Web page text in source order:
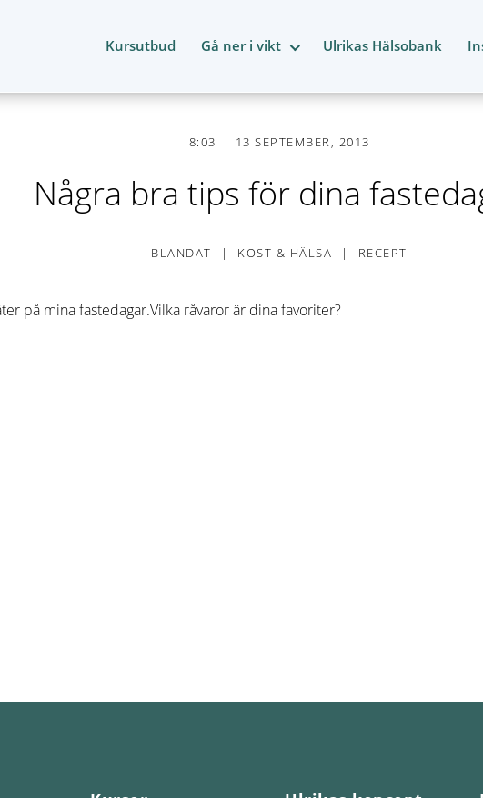
Kursutbud Gå ner i vikt Ulrikas Hälsobank
8:03 13 SEPTEMBER, 2013
Några bra tips för dina
BLANDAT KOST & HÄLSA RECEPT
på mina fastedagar.Vilka råvaror är dina favoriter?